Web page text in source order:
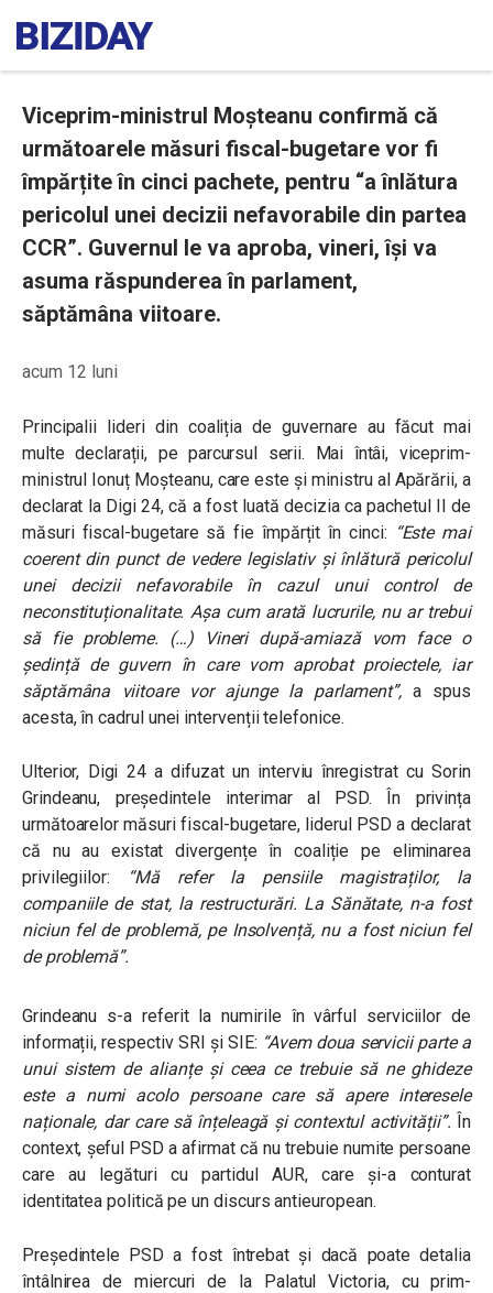
Viceprim-ministrul Moșteanu confirmă că
următoarele măsuri fiscal-bugetare vor fi
împărțite în cinci pachete, pentru “a înlătura
pericolul unei decizii nefavorabile din partea
CCR”. Guvernul le va aproba, vineri, își va
asuma răspunderea în parlament,
săptămâna viitoare.
acum 12 luni
Principalii lideri din coaliția de guvernare au făcut mai
multe declarații, pe parcursul serii. Mai întâi, viceprim-
ministrul Ionuț Moșteanu, care este și ministru al Apărării, a
declarat la Digi 24, că a fost luată decizia ca pachetul II de
măsuri fiscal-bugetare să fie împărțit în cinci: “Este mai
coerent din punct de vedere legislativ și înlătură pericolul
unei decizii nefavorabile în cazul unui control de
neconstituționalitate. Așa cum arată lucrurile, nu ar trebui
să fie probleme. (…) Vineri după-amiază vom face o
ședință de guvern în care vom aprobat proiectele, iar
săptămâna viitoare vor ajunge la parlament”, a spus
acesta, în cadrul unei intervenții telefonice.
Ulterior, Digi 24 a difuzat un interviu înregistrat cu Sorin
Grindeanu, președintele interimar al PSD. În privința
următoarelor măsuri fiscal-bugetare, liderul PSD a declarat
că nu au existat divergențe în coaliție pe eliminarea
privilegiilor:
“Mă refer la pensiile magistraților, la
companiile de stat, la restructurări. La Sănătate, n-a fost
niciun fel de problemă, pe Insolvență, nu a fost niciun fel
de problemă”.
Grindeanu s-a referit la numirile în vârful serviciilor de
informații, respectiv SRI și SIE: “Avem doua servicii parte a
unui sistem de alianțe și ceea ce trebuie să ne ghideze
este a numi acolo persoane care să apere interesele
naționale, dar care să înțeleagă și contextul activității”. În
context, șeful PSD a afirmat că nu trebuie numite persoane
care au legături cu partidul AUR, care și-a conturat
identitatea politică pe un discurs antieuropean.
Președintele PSD a fost întrebat și dacă poate detalia
întâlnirea de miercuri de la Palatul Victoria, cu prim-